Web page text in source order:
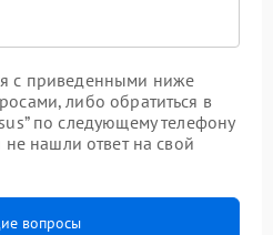
с приведенными ниже
либо обратиться в
по следующему телефону
не нашли ответ на свой
вопросы